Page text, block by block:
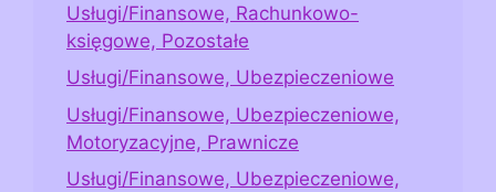
Usługi/Finansowe, Rachunkowo-
księgowe, Pozostałe
Usługi/Finansowe, Ubezpieczeniowe
Usługi/Finansowe, Ubezpieczeniowe,
Motoryzacyjne, Prawnicze
Usługi/Finansowe, Ubezpieczeniowe,